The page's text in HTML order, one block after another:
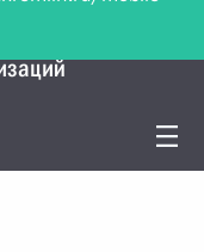
с